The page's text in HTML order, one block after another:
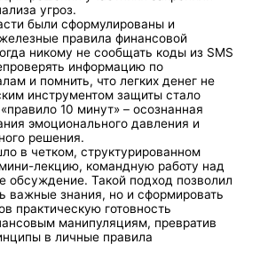
угроз.
были сформулированы и
правила финансовой
никому не сообщать коды из SMS
информацию по
и помнить, что легких денег не
инструментом защиты стало
10 минут» – осознанная
эмоционального давления и
решения.
в четком, структурированном
лекцию, командную работу над
обсуждение. Такой подход позволил
важные знания, но и сформировать
практическую готовность
манипуляциям, превратив
в личные правила